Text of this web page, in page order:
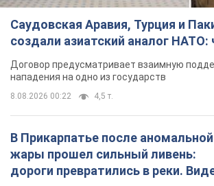
Саудовская Аравия, Турция и
создали азиатский аналог НАТО:
Договор предусматривает взаимную
нападения на одно из государств
8.08.2026 00:22 4,5 т.
В Прикарпатье после аномальной
жары прошел сильный ливень:
дороги превратились в реки.